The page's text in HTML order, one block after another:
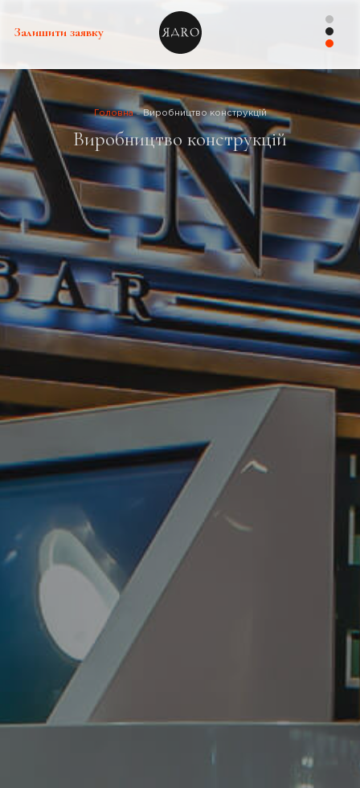
Залишити заявку
Головна Виробництво конструкцій
Виробництво конструкцій